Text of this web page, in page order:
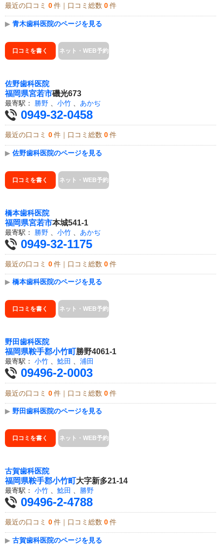
最近の口コミ 0 件｜口コミ総数 0 件
▶ 青木歯科医院のページを見る
口コミを書く ネット・WEB予約
佐野歯科医院
福岡県宮若市磯光673
最寄駅： 勝野 小竹 あかぢ
0949-32-0458
最近の口コミ 0 件｜口コミ総数 0 件
▶ 佐野歯科医院のページを見る
口コミを書く ネット・WEB予約
橋本歯科医院
福岡県宮若市本城541-1
最寄駅： 勝野 小竹 あかぢ
0949-32-1175
最近の口コミ 0 件｜口コミ総数 0 件
▶ 橋本歯科医院のページを見る
口コミを書く ネット・WEB予約
野田歯科医院
福岡県鞍手郡小竹町勝野4061-1
最寄駅： 小竹 、 鯰田 、 浦田
09496-2-0003
最近の口コミ 0 件｜口コミ総数 0 件
▶ 野田歯科医院のページを見る
口コミを書く ネット・WEB予約
古賀歯科医院
福岡県鞍手郡小竹町大字新多21-14
最寄駅： 小竹 鯰田 勝野
09496-2-4788
最近の口コミ 0 件｜口コミ総数 0 件
▶ 古賀歯科医院のページを見る